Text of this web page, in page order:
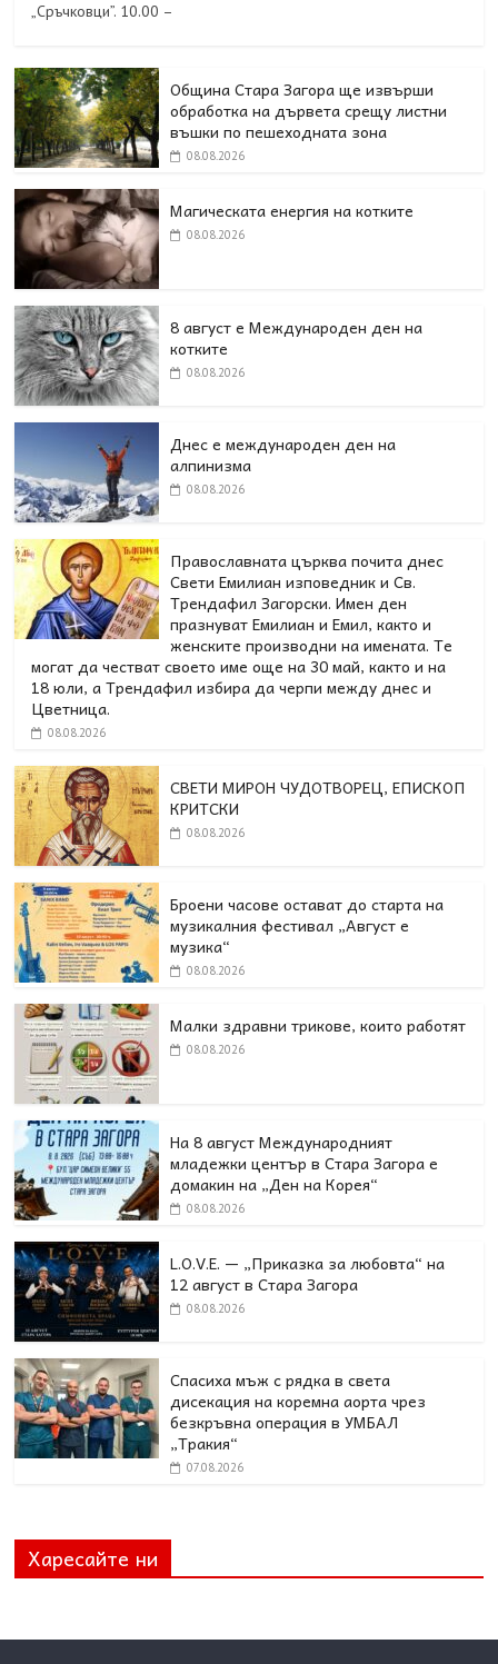
„Сръчковци”. 10.00 –
Община Стара Загора ще извърши
обработка на дървета срещу листни
въшки по пешеходната зона
08.08.2026
Магическата енергия на котките
08.08.2026
8 август е Международен ден на
котките
08.08.2026
Днес е международен ден на
алпинизма
08.08.2026
Православната църква почита днес
Свети Емилиан изповедник и Св.
Трендафил Загорски. Имен ден
празнуват Емилиан и Емил, както и
женските производни на имената. Те
могат да честват своето име още на 30 май, както и на
18 юли, а Трендафил избира да черпи между днес и
Цветница.
08.08.2026
СВЕТИ МИРОН ЧУДОТВОРЕЦ, ЕПИСКОП
КРИТСКИ
08.08.2026
Броени часове остават до старта на
музикалния фестивал „Август е
музика“
08.08.2026
Малки здравни трикове, които работят
08.08.2026
На 8 август Международният
младежки център в Стара Загора е
домакин на „Ден на Корея“
08.08.2026
L.O.V.E. — „Приказка за любовта“ на
12 август в Стара Загора
08.08.2026
Спасиха мъж с рядка в света
дисекация на коремна аорта чрез
безкръвна операция в УМБАЛ
„Тракия“
07.08.2026
Харесайте ни